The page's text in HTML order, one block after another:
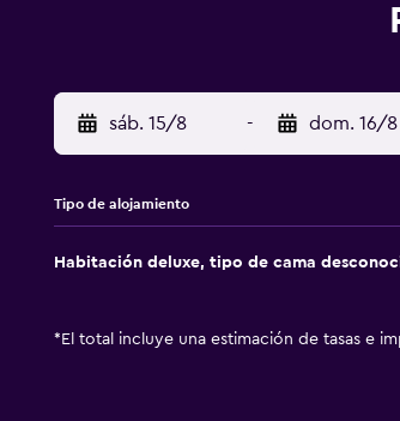
sáb. 15/8 - dom. 16/8
Tipo de alojamiento
Habitación deluxe, tipo de cama
* El total incluye una estimación de tasas e